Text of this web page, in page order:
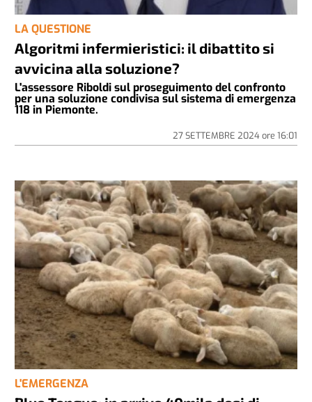
LA QUESTIONE
Algoritmi infermieristici: il dibattito si
avvicina alla soluzione?
L'assessore Riboldi sul proseguimento del confronto
per una soluzione condivisa sul sistema di emergenza
118 in Piemonte.
27 SETTEMBRE 2024ore 16:01
L'EMERGENZA